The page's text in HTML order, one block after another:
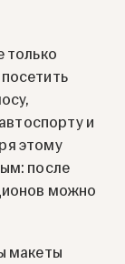
только
и
этому
после
можно
макеты